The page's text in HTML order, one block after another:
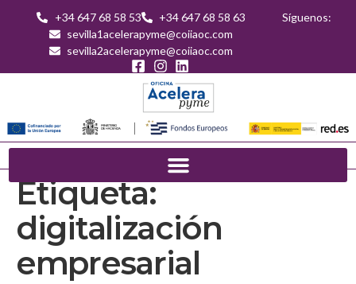
+34 647 68 58 53
+34 647 68 58 63
sevilla1acelerapyme@coiiaoc.com
sevilla2acelerapyme@coiiaoc.com
Síguenos:
Etiqueta:
digitalización
empresarial